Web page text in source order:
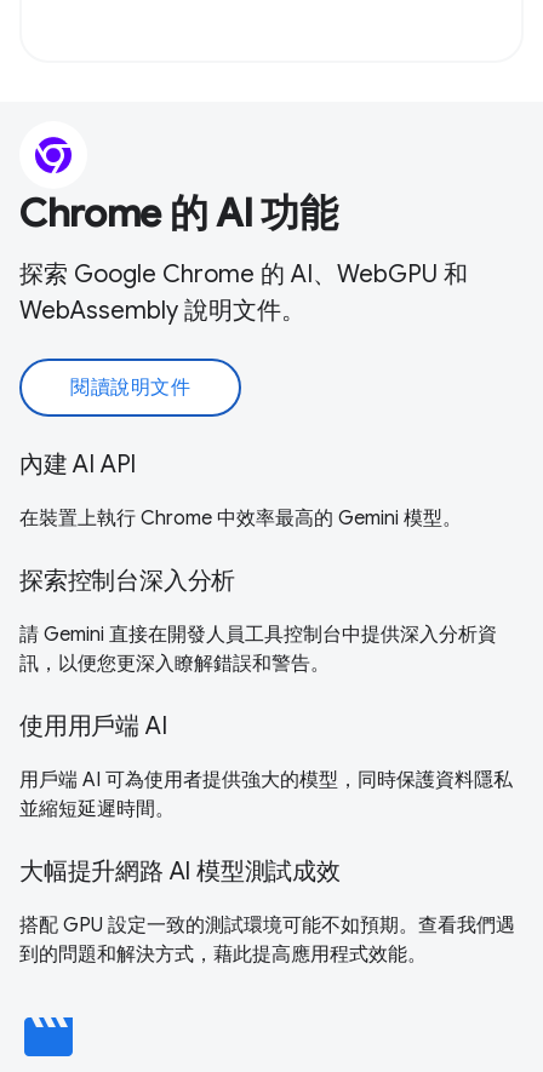
Chrome 的 AI 功能
探索 Google Chrome 的 AI、WebGPU 和
WebAssembly 說明文件。
閱讀說明文件
內建 AI API
在裝置上執行 Chrome 中效率最高的 Gemini 模型。
探索控制台深入分析
請 Gemini 直接在開發人員工具控制台中提供深入分析資
訊，以便您更深入瞭解錯誤和警告。
使用用戶端 AI
用戶端 AI 可為使用者提供強大的模型，同時保護資料隱私
並縮短延遲時間。
大幅提升網路 AI 模型測試成效
搭配 GPU 設定一致的測試環境可能不如預期。查看我們遇
到的問題和解決方式，藉此提高應用程式效能。
movie